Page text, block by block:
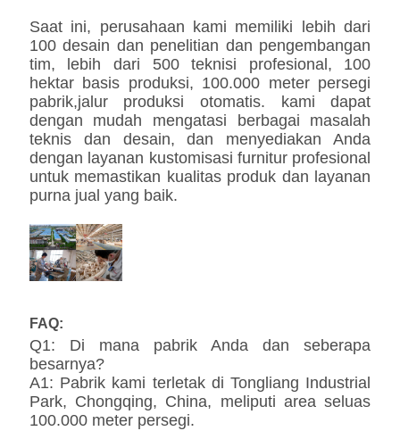
Saat ini, perusahaan kami memiliki lebih dari
100 desain dan penelitian dan pengembangan
tim, lebih dari 500 teknisi profesional, 100
hektar basis produksi, 100.000 meter persegi
pabrik,jalur produksi otomatis. kami dapat
dengan mudah mengatasi berbagai masalah
teknis dan desain, dan menyediakan Anda
dengan layanan kustomisasi furnitur profesional
untuk memastikan kualitas produk dan layanan
purna jual yang baik.
FAQ:
Q1: Di mana pabrik Anda dan seberapa
besarnya?
A1: Pabrik kami terletak di Tongliang Industrial
Park, Chongqing, China, meliputi area seluas
100.000 meter persegi.